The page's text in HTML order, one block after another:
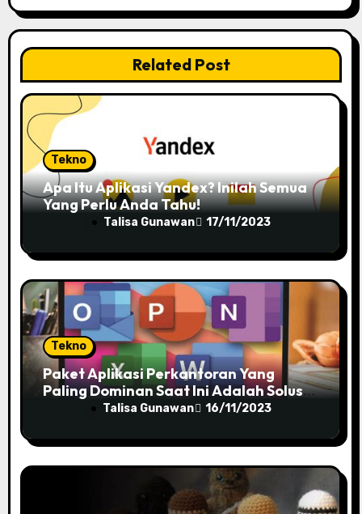
a
t
i
o
n
Related Post
Tekno
Apa Itu Aplikasi Yandex? Inilah Semua
Yang Perlu Anda Tahu!
Talisa Gunawan 17/11/2023
Tekno
Paket Aplikasi Perkantoran Yang
Paling Dominan Saat Ini Adalah Solusi
Tepat Untuk Produktivitas Anda!
Talisa Gunawan 16/11/2023